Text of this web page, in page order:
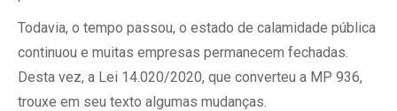
Todavia, o tempo passou, o estado de calamidade pública
continuou e muitas empresas permanecem fechadas.
Desta vez, a Lei 14.020/2020, que converteu a MP 936,
trouxe em seu texto algumas mudanças.